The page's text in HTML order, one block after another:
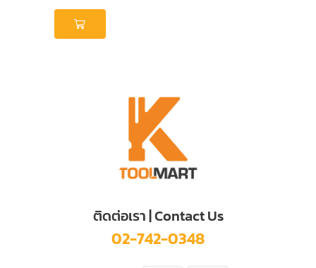
ติดต่อเรา | Contact Us
02-742-0348